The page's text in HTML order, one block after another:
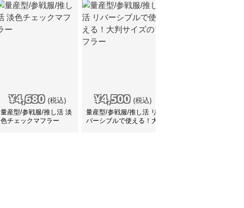
¥4,680 (税込)
量産型/参戦服/推し活 淡
色チェックマフラー
¥4,500 (税込)
量産型/参戦服/推し活 リ
バーシブルで使える！大